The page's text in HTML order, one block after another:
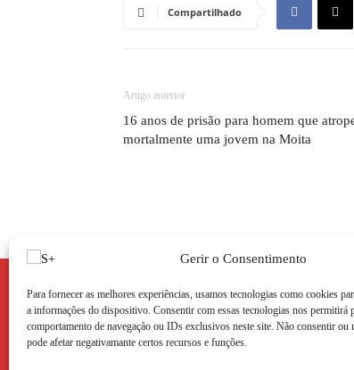
Gerir o Consentimento
Para fornecer as melhores experiências, usamos tecnologias como cookies
a informações do dispositivo. Consentir com essas tecnologias nos permitirá
comportamento de navegação ou IDs exclusivos neste site. Não consentir ou
pode afetar negativamante certos recursos e funções.
Compartilhado
Artigo anterior
16 anos de prisão para homem que
mortalmente uma jovem na Moita